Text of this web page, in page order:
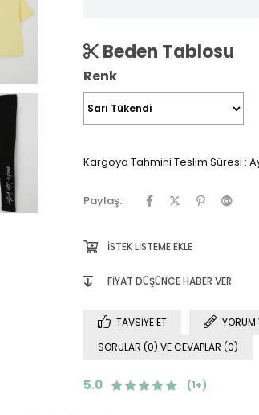
Beden Tablosu
Renk
Kargoya Tahmini Teslim Süresi :
Paylaş:
İSTEK LISTEME EKLE
FIYAT DÜŞÜNCE HABER VER
TAVSIYE ET
YORUM
SORULAR (0) VE CEVAPLAR (0)
5.0 (1+)